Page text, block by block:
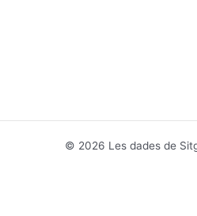
© 2026 Les dades de